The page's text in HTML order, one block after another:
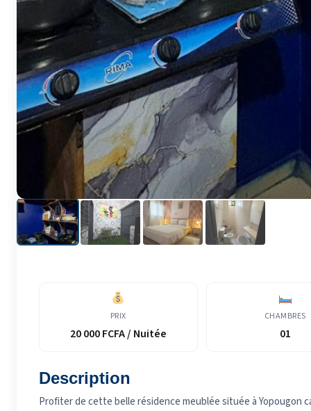
PRIX
20 000 FCFA / Nuitée
CHAMBRES
01
Description
Profiter de cette belle résidence meublée située à Yopougon